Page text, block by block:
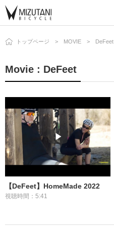
トップページ MOVIE DeFeet
Movie : DeFeet
【DeFeet】HomeMade 2022
視聴時間：5:41